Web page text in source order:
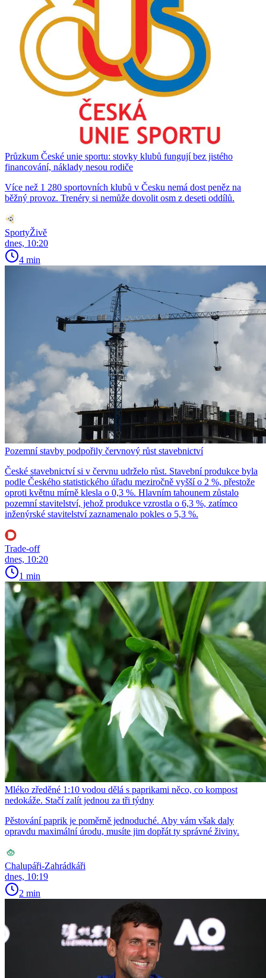
Průzkum České unie sportu: stovky klubů fungují bez jistého
financování, náklady nesou rodiče
Více než 1 280 sportovních klubů v Česku nemá dost peněz na
běžný provoz. Trenéry si nemůže dovolit osm z deseti oddílů.
SportyŽivě
dnes, 10:20
4 min
Pozemní stavby podpořily červnový růst stavebnictví
České stavebnictví si v červnu udrželo růst. Stavební produkce byla
podle Českého statistického úřadu meziročně vyšší o 2 %, přestože
oproti květnu mírně klesla o 0,3 %. Hlavním tahounem zůstalo
pozemní stavitelství, jehož produkce vzrostla o 6,3 %, zatímco
inženýrské stavitelství zaznamenalo pokles o 5,3 %.
Trade-off
dnes, 10:20
1 min
Mléko zředěné 1:10 vodou dělá s paprikami něco, co kompost
nedokáže. Stačí zalít jednou za tři týdny
Pěstování paprik je poměrně jednoduché. Aby vám však daly
opravdu maximální úrodu, musíte jim dopřát ty správné živiny.
Chalupáři-Zahrádkáři
dnes, 10:19
2 min